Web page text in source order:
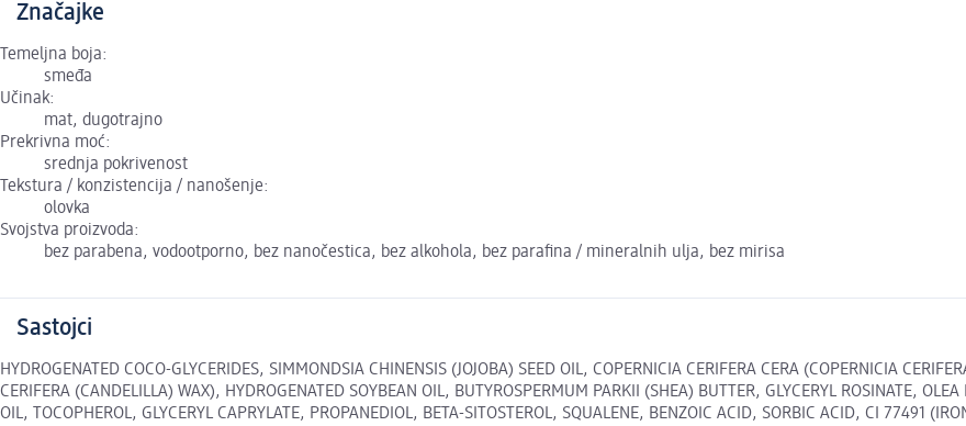
Značajke
Temeljna boja:
smeđa
Učinak:
mat, dugotrajno
Prekrivna moć:
srednja pokrivenost
Tekstura / konzistencija / nanošenje:
olovka
Svojstva proizvoda:
bez parabena, vodootporno, bez nanočestica, bez alkohola, bez parafina / mineralnih ulja, bez mirisa
Sastojci
HYDROGENATED COCO-GLYCERIDES, SIMMONDSIA CHINENSIS (JOJOBA) SEED OIL, COPERNICIA CERIFERA CERA (COPERNICIA
CERIFERA (CANDELILLA) WAX), HYDROGENATED SOYBEAN OIL, BUTYROSPERMUM PARKII (SHEA) BUTTER, GLYCERYL ROSINATE,
OIL, TOCOPHEROL, GLYCERYL CAPRYLATE, PROPANEDIOL, BETA-SITOSTEROL, SQUALENE, BENZOIC ACID, SORBIC ACID, CI 77491